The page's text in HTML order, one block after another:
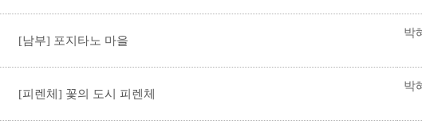
[남부] 포지타노 마을
박
[피렌체] 꽃의 도시 피렌체
박